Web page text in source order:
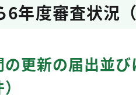
年度審査状況（
更新の届出並